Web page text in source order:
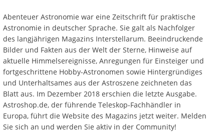
Abenteuer Astronomie war eine Zeitschrift für praktische
Astronomie in deutscher Sprache. Sie galt als Nachfolger
des langjährigen Magazins Interstellarum. Beeindruckende
Bilder und Fakten aus der Welt der Sterne, Hinweise auf
aktuelle Himmelsereignisse, Anregungen für Einsteiger und
fortgeschrittene Hobby-Astronomen sowie Hintergründiges
und Unterhaltsames aus der Astroszene zeichneten das
Blatt aus. Im Dezember 2018 erschien die letzte Ausgabe.
Astroshop.de, der führende Teleskop-Fachhändler in
Europa, führt die Website des Magazins jetzt weiter. Melden
Sie sich an und werden Sie aktiv in der Community!